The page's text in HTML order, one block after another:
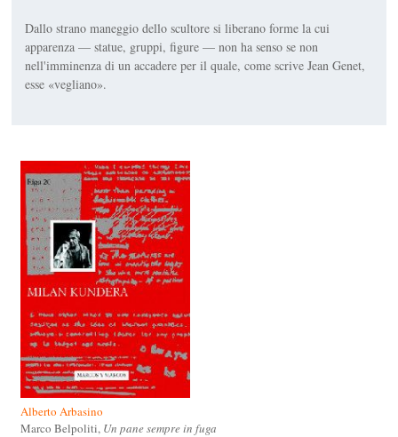
Dallo strano maneggio dello scultore si liberano forme la cui
apparenza — statue, gruppi, figure — non ha senso se non
nell'imminenza di un accadere per il quale, come scrive Jean Genet,
esse «vegliano».
Alberto Arbasino
Marco Belpoliti, Un pane sempre in fuga